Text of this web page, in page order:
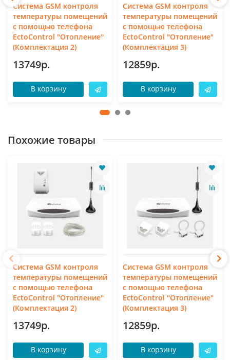
Система GSM контроля
температуры помещений
с помощью телефона
EctoСontrol "Отопление"
(Комплектация 2)
13749р.
В корзину
Система GSM контроля
температуры помещений
с помощью телефона
EctoСontrol "Отопление"
(Комплектация 3)
12859р.
В корзину
Похожие товары
Система GSM контроля
температуры помещений
с помощью телефона
EctoСontrol "Отопление"
(Комплектация 2)
13749р.
В корзину
Система GSM контроля
температуры помещений
с помощью телефона
EctoСontrol "Отопление"
(Комплектация 3)
12859р.
В корзину